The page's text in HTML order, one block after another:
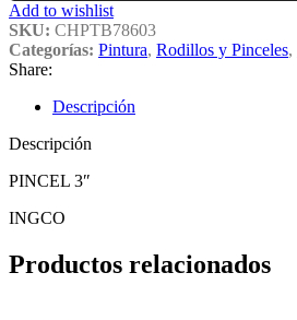
Add to wishlist
SKU: CHPTB78603
Categorías: Pintura, Rodillos y Pinceles,
Share:
Descripción
Descripción
PINCEL 3″
INGCO
Productos relacionados